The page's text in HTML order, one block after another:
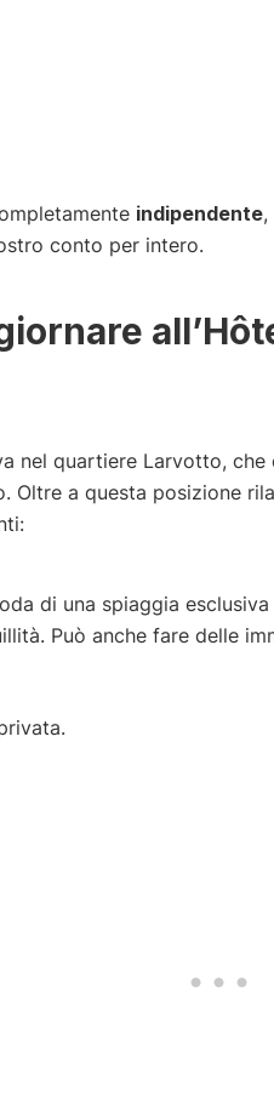
indipendente,
conto per intero.
nel quartiere Larvotto, che
Oltre a questa posizione
di una spiaggia
Può anche fare delle